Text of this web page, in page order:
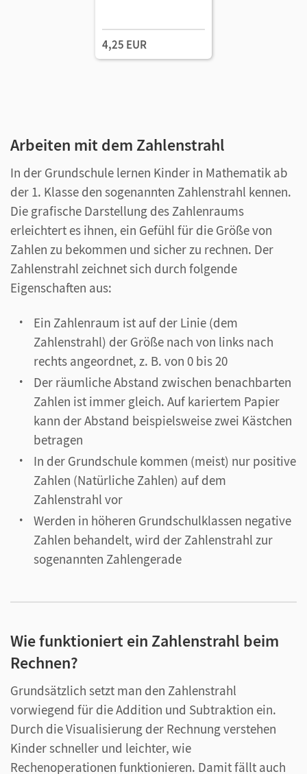
4,25 EUR
Arbeiten mit dem Zahlenstrahl
In der Grundschule lernen Kinder in Mathematik ab
der 1. Klasse den sogenannten Zahlenstrahl kennen.
Die grafische Darstellung des Zahlenraums
erleichtert es ihnen, ein Gefühl für die Größe von
Zahlen zu bekommen und sicher zu rechnen. Der
Zahlenstrahl zeichnet sich durch folgende
Eigenschaften aus:
Ein Zahlenraum ist auf der Linie (dem
Zahlenstrahl) der Größe nach von links nach
rechts angeordnet, z. B. von 0 bis 20
Der räumliche Abstand zwischen benachbarten
Zahlen ist immer gleich. Auf kariertem Papier
kann der Abstand beispielsweise zwei Kästchen
betragen
In der Grundschule kommen (meist) nur positive
Zahlen (Natürliche Zahlen) auf dem
Zahlenstrahl vor
Werden in höheren Grundschulklassen negative
Zahlen behandelt, wird der Zahlenstrahl zur
sogenannten Zahlengerade
Wie funktioniert ein Zahlenstrahl beim
Rechnen?
Grundsätzlich setzt man den Zahlenstrahl
vorwiegend für die Addition und Subtraktion ein.
Durch die Visualisierung der Rechnung verstehen
Kinder schneller und leichter, wie
Rechenoperationen funktionieren. Damit fällt auch